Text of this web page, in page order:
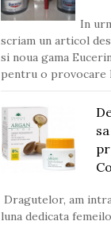
In
scriam un articol
si noua gama
pentru o provocare
Dragutelor, am
luna dedicata